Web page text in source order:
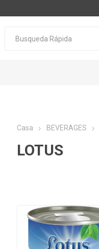
CICLON/ACTIVA
Casa BEVERAGES
LOTUS